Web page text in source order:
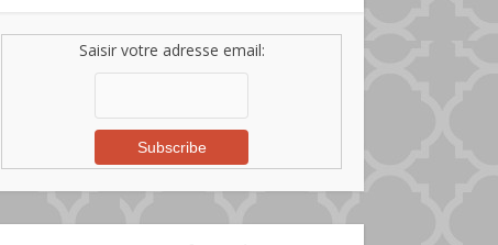
Saisir votre adresse email: